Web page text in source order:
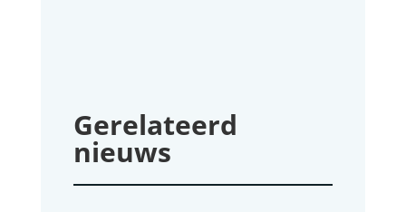
Gerelateerd
nieuws